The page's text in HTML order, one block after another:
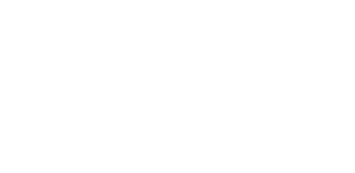
ミニマルモダンで清々しく落ち着い